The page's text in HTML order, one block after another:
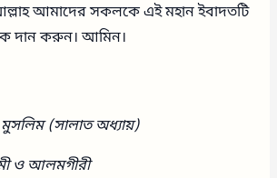
আমাদের সকলকে এই মহান ইবাদতটি
দান করুন। আমিন।
মুসলিম (সালাত অধ্যায়)
ও আলমগীরী